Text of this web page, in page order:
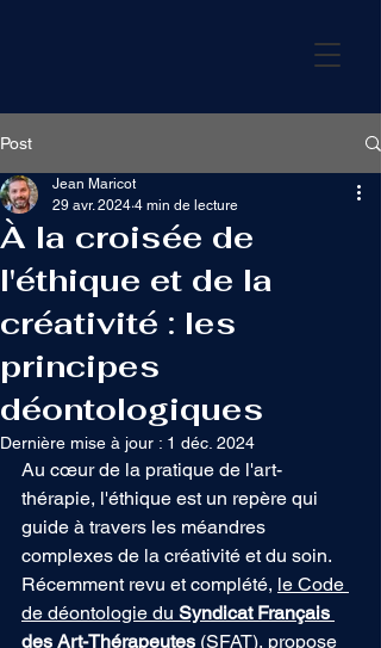
Post
À la croisée de
l'éthique et de la
créativité : les
principes
déontologiques
Jean Maricot
29 avr. 2024 4 min de lecture
Dernière mise à jour : 1 déc. 2024
Au cœur de la pratique de l'art-
thérapie, l'éthique est un repère qui
guide à travers les méandres
complexes de la créativité et du soin.
Récemment revu et complété, le Code
de déontologie du Syndicat Français
des Art-Thérapeutes (SFAT), propose